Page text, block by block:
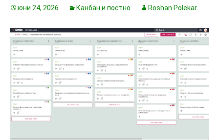
юни 24, 2026 Канбан и постно Roshan Polekar